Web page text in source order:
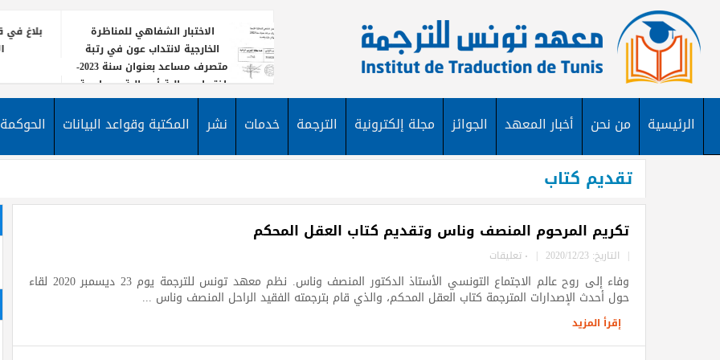
الاختبار الشفاهي للمناظرة
الخارجية لانتداب عون في رتبة
متصرف مساعد بعنوان سنة 2023-
اختصاص مالية أو مالية ومحاسبة
بلاغ في
يعلن
نشر
الرئيسية من نحن أخبار المعهد الجوائز مجلة إلكترونية الترجمة خدمات نشر المكتبة وقواعد البيانات الحوكمة
تقديم كتاب
تكريم المرحوم المنصف وناس وتقديم كتاب العقل المحكم
| التاريخ: 2020/12/23 | ٠ تعليقات
وفاء إلى روح عالم الاجتماع التونسي الأستاذ الدكتور المنصف وناس. نظم معهد تونس للترجمة يوم 23 ديسمبر 2020 لقاء
حول أحدث الإصدارات المترجمة كتاب العقل المحكم، والذي قام بترجمته الفقيد الراحل المنصف وناس ...
إقرأ المزيد